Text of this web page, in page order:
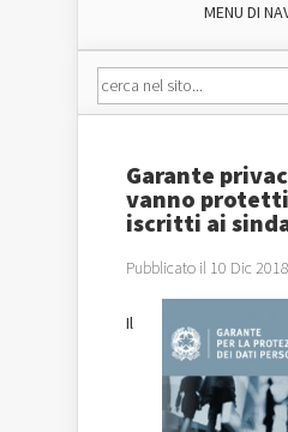
MENU DI
Garante
vanno
iscritti ai
Pubblicato il 10 Dic 2018
Il